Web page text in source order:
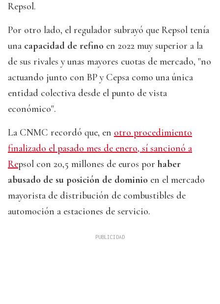
Repsol.
Por otro lado, el regulador subrayó que Repsol tenía
una capacidad de refino en 2022 muy superior a la
de sus rivales y unas mayores cuotas de mercado, "no
actuando junto con BP y Cepsa como una única
entidad colectiva desde el punto de vista
económico".
La CNMC recordó que, en otro procedimiento
finalizado el pasado mes de enero, sí sancionó a
Repsol con 20,5 millones de euros por haber
abusado de su posición de dominio en el mercado
mayorista de distribución de combustibles de
automoción a estaciones de servicio.